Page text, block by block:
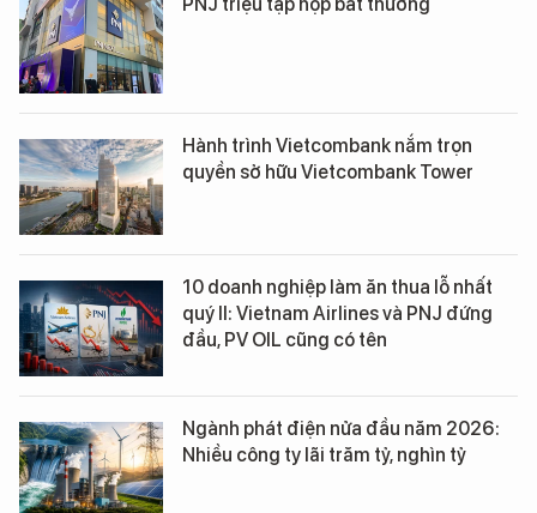
Hành trình Vietcombank nắm trọn
quyền sở hữu Vietcombank Tower
10 doanh nghiệp làm ăn thua lỗ nhất
quý II: Vietnam Airlines và PNJ đứng
đầu, PV OIL cũng có tên
Ngành phát điện nửa đầu năm 2026:
Nhiều công ty lãi trăm tỷ, nghìn tỷ